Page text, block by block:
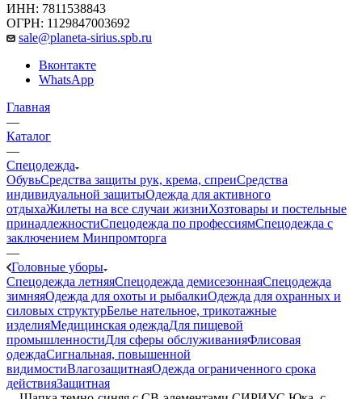
ИНН: 7811538843
ОГРН: 1129847003692
sale@planeta-sirius.spb.ru
Вконтакте
WhatsApp
Главная
—
Каталог
—
Спецодежда
ОбувьСредства защиты рук, крема, спреиСредства
индивидуальной защитыОдежда для активного
отдыхаЖилеты на все случаи жизниХозтовары и постельные
принадлежностиСпецодежда по профессиямСпецодежда с
заключением Минпромторга
—
Головные уборы
Спецодежда летняяСпецодежда демисезоннаяСпецодежда
зимняяОдежда для охоты и рыбалкиОдежда для охранных и
силовых структурБелье нательное, трикотажные
изделияМедицинская одеждаДля пищевой
промышленностиДля сферы обслуживанияФлисовая
одеждаСигнальная, повышенной
видимостиВлагозащитнаяОдежда ограниченного срока
действияЗащитная